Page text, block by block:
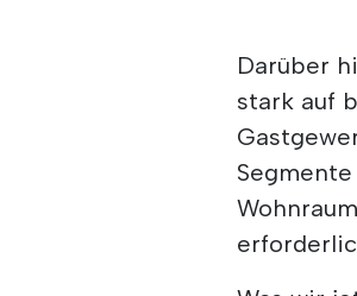
Darüber
stark auf